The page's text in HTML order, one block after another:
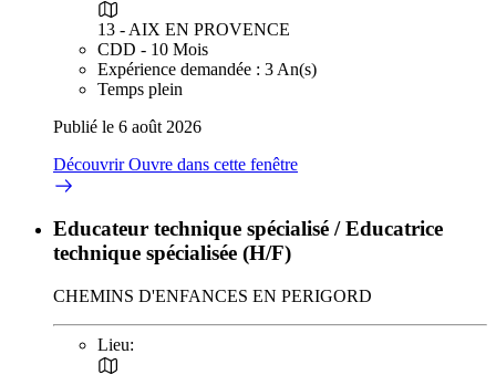
13 - AIX EN PROVENCE
CDD - 10 Mois
Expérience demandée : 3 An(s)
Temps plein
Publié le 6 août 2026
DécouvrirOuvre dans cette fenêtre
Educateur technique spécialisé / Educatrice
technique spécialisée (H/F)
CHEMINS D'ENFANCES EN PERIGORD
Lieu: